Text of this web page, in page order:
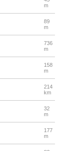
m
89
m
736
m
158
m
214
km
32
m
177
m